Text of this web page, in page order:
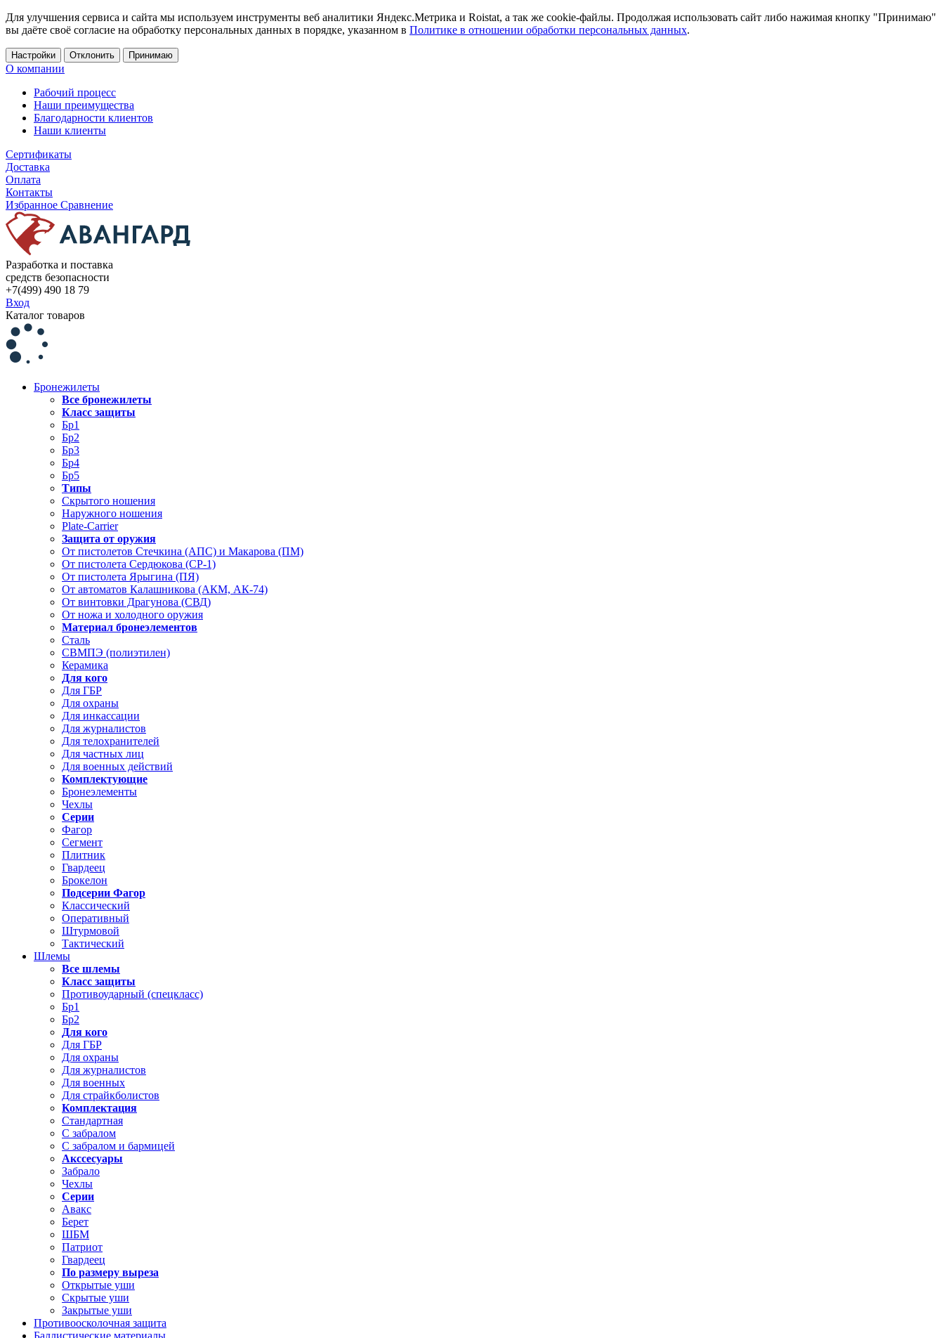
Для улучшения сервиса и сайта мы используем инструменты веб аналитики Яндекс.Метрика и Roistat, а так же cookie-файлы. Продолжая использовать сайт либо нажимая кнопку "Принимаю"
вы даёте своё согласие на обработку персональных данных в порядке, указанном в Политике в отношении обработки персональных данных.
Настройки Отклонить Принимаю
О компании
Рабочий процесс
Наши преимущества
Благодарности клиентов
Наши клиенты
Сертификаты
Доставка
Оплата
Контакты
Избранное Сравнение
Разработка и поставка
средств безопасности
+7(499) 490 18 79
Вход
Каталог товаров
Бронежилеты
Все бронежилеты
Класс защиты
Бр1
Бр2
Бр3
Бр4
Бр5
Типы
Скрытого ношения
Наружного ношения
Plate-Carrier
Защита от оружия
От пистолетов Стечкина (АПС) и Макарова (ПМ)
От пистолета Сердюкова (СР-1)
От пистолета Ярыгина (ПЯ)
От автоматов Калашникова (АКМ, АК-74)
От винтовки Драгунова (СВД)
От ножа и холодного оружия
Материал бронеэлементов
Сталь
СВМПЭ (полиэтилен)
Керамика
Для кого
Для ГБР
Для охраны
Для инкассации
Для журналистов
Для телохранителей
Для частных лиц
Для военных действий
Комплектующие
Бронеэлементы
Чехлы
Серии
Фагор
Сегмент
Плитник
Гвардеец
Брокелон
Подсерии Фагор
Классический
Оперативный
Штурмовой
Тактический
Шлемы
Все шлемы
Класс защиты
Противоударный (спецкласс)
Бр1
Бр2
Для кого
Для ГБР
Для охраны
Для журналистов
Для военных
Для страйкболистов
Комплектация
Стандартная
С забралом
С забралом и бармицей
Акссесуары
Забрало
Чехлы
Серии
Авакс
Берет
ШБМ
Патриот
Гвардеец
По размеру выреза
Открытые уши
Скрытые уши
Закрытые уши
Противоосколочная защита
Баллистические материалы